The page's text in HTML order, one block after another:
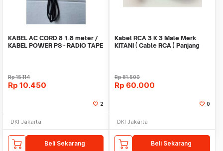
KABEL AC CORD 8 1.8 meter /
KABEL POWER PS - RADIO TAPE
Rp15.114
Rp 10.450
2
DKI Jakarta
Beli Sekarang
Kabel RCA 3 K 3 Male Merk
KITANI ( Cable RCA ) Panjang
Rp81.500
Rp 60.000
0
DKI Jakarta
Beli Sekarang